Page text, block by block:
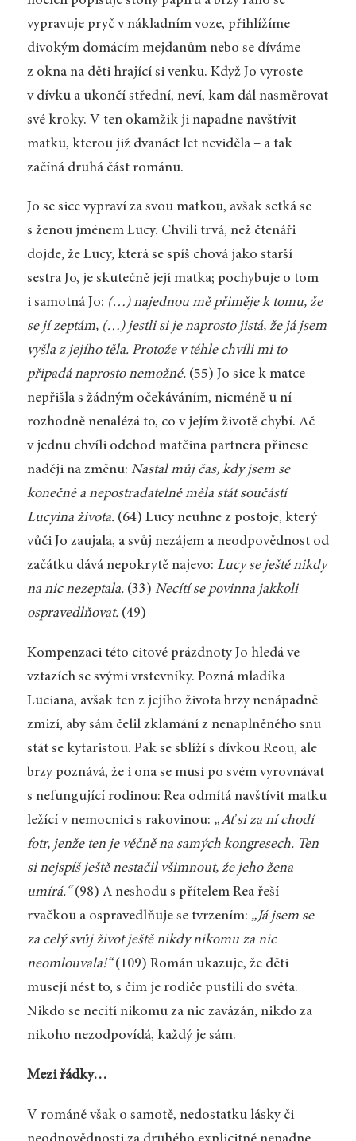
vypravuje pryč v nákladním voze, přihlížíme
divokým domácím mejdanům nebo se díváme
z okna na děti hrající si venku. Když Jo vyroste
v dívku a ukončí střední, neví, kam dál nasměrovat
své kroky. V ten okamžik ji napadne navštívit
matku, kterou již dvanáct let neviděla – a tak
začíná druhá část románu.
Jo se sice vypraví za svou matkou, avšak setká se
s ženou jménem Lucy. Chvíli trvá, než čtenáři
dojde, že Lucy, která se spíš chová jako starší
sestra Jo, je skutečně její matka; pochybuje o tom
i samotná Jo: (…) najednou mě přiměje k tomu, že
se jí zeptám, (…) jestli si je naprosto jistá, že já jsem
vyšla z jejího těla. Protože v téhle chvíli mi to
připadá naprosto nemožné.(55) Jo sice k matce
nepřišla s žádným očekáváním, nicméně u ní
rozhodně nenalézá to, co v jejím životě chybí. Ač
v jednu chvíli odchod matčina partnera přinese
naději na změnu: Nastal můj čas, kdy jsem se
konečně a nepostradatelně měla stát součástí
Lucyina života.(64) Lucy neuhne z postoje, který
vůči Jo zaujala, a svůj nezájem a neodpovědnost od
začátku dává nepokrytě najevo: Lucy se ještě nikdy
na nic nezeptala.(33) Necítí se povinna jakkoli
ospravedlňovat.(49)
Kompenzaci této citové prázdnoty Jo hledá ve
vztazích se svými vrstevníky. Pozná mladíka
Luciana, avšak ten z jejího života brzy nenápadně
zmizí, aby sám čelil zklamání z nenaplněného snu
stát se kytaristou. Pak se sblíží s dívkou Reou, ale
brzy poznává, že i ona se musí po svém vyrovnávat
s nefungující rodinou: Rea odmítá navštívit matku
ležící v nemocnici s rakovinou: „Ať si za ní chodí
fotr, jenže ten je věčně na samých kongresech. Ten
si nejspíš ještě nestačil všimnout, že jeho žena
umírá.“(98) A neshodu s přítelem Rea řeší
rvačkou a ospravedlňuje se tvrzením: „Já jsem se
za celý svůj život ještě nikdy nikomu za nic
neomlouvala!“(109) Román ukazuje, že děti
musejí nést to, s čím je rodiče pustili do světa.
Nikdo se necítí nikomu za nic zavázán, nikdo za
nikoho nezodpovídá, každý je sám.
Mezi řádky…
V románě však o samotě, nedostatku lásky či